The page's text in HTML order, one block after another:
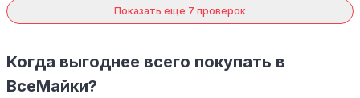
Показать еще 7 проверок
Когда выгоднее всего покупать в
ВсеМайки?